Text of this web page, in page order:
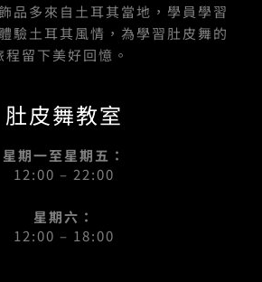
品多來自土耳其當地，學員學習
驗土耳其風情，為學習肚皮舞的
程留下美好回憶。
肚皮舞教室
星期一至星期五：
12:00 – 22:00
星期六：
12:00 – 18:00